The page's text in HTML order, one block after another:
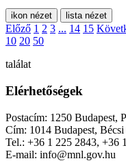
ikon nézet lista nézet
Előző 1 2 3 ... 14 15
10 20 50
találat
Elérhetőségek
Postacím: 1250 Budapest,
Cím: 1014 Budapest,
Tel.: +36 1 225 2843, +36
E-mail: info@mnl.gov.hu